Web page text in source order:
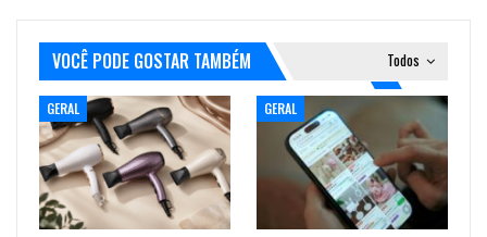
Todos
VOCÊ PODE GOSTAR TAMBÉM
GERAL GERAL